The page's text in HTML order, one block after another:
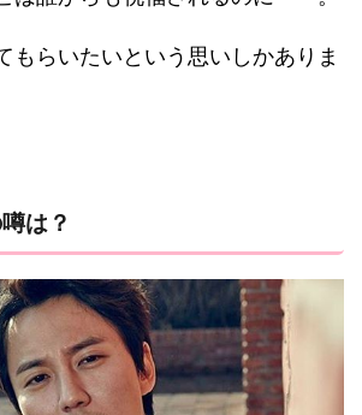
もらいたいという思いしかありま
は？